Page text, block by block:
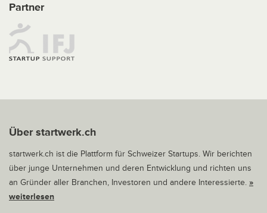
Partner
Über startwerk.ch
startwerk.ch ist die Plattform für Schweizer Startups. Wir berichten
über junge Unternehmen und deren Entwicklung und richten uns
an Gründer aller Branchen, Investoren und andere Interessierte. »
weiterlesen